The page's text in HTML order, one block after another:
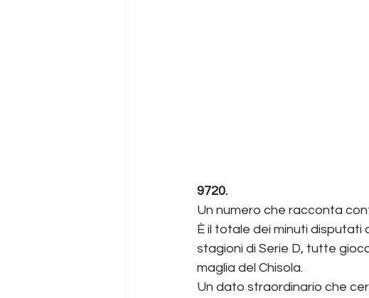
9720.
Un numero che racconta
È il totale dei minuti disputati
stagioni di Serie D, tutte
maglia del Chisola.
Un dato straordinario che